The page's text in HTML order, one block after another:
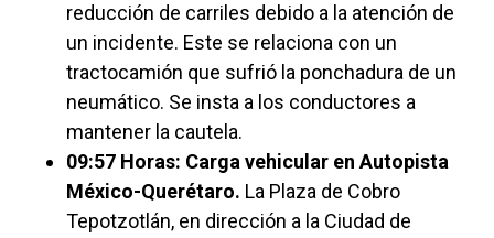
reducción de carriles debido a la atención de
un incidente. Este se relaciona con un
tractocamión que sufrió la ponchadura de un
neumático. Se insta a los conductores a
mantener la cautela.
09:57 Horas: Carga vehicular en Autopista
México-Querétaro. La Plaza de Cobro
Tepotzotlán, en dirección a la Ciudad de